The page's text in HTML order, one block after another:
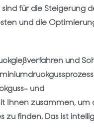
für die Steigerung
und die
und
und
Ihnen zusammen, um
zu finden. Das ist